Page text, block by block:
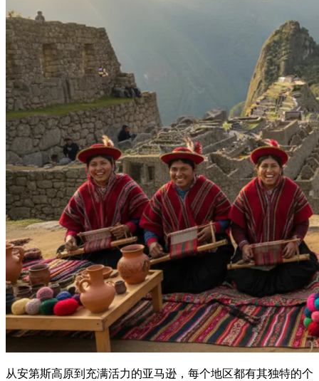
从安第斯高原到充满活力的亚马逊，每个地区都有其独特的个